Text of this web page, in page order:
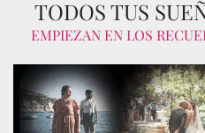
TODOS TUS
EMPIEZAN EN LOS